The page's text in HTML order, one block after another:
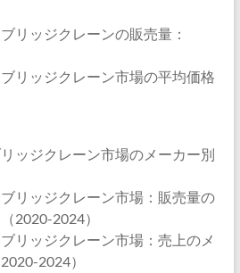
リッジクレーンの販売量：
リッジクレーン市場の平均価格
ッジクレーン市場のメーカー別
リッジクレーン市場：販売量の
2020-2024）
リッジクレーン市場：売上のメ
2024）